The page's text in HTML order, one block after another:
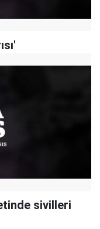
sivilleri